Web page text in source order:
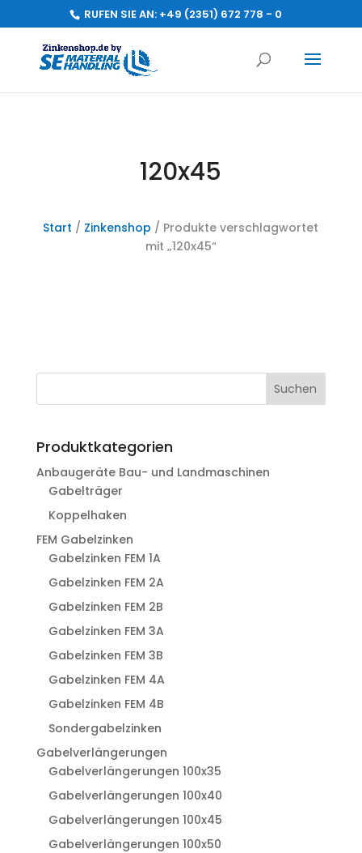
RUFEN SIE AN: +49 (2351) 672 778 - 0
120x45
Start / Zinkenshop / Produkte verschlagwortet
mit „120x45“
Suchen
Produktkategorien
Anbaugeräte Bau- und Landmaschinen
Gabelträger
Koppelhaken
FEM Gabelzinken
Gabelzinken FEM 1A
Gabelzinken FEM 2A
Gabelzinken FEM 2B
Gabelzinken FEM 3A
Gabelzinken FEM 3B
Gabelzinken FEM 4A
Gabelzinken FEM 4B
Sondergabelzinken
Gabelverlängerungen
Gabelverlängerungen 100x35
Gabelverlängerungen 100x40
Gabelverlängerungen 100x45
Gabelverlängerungen 100x50